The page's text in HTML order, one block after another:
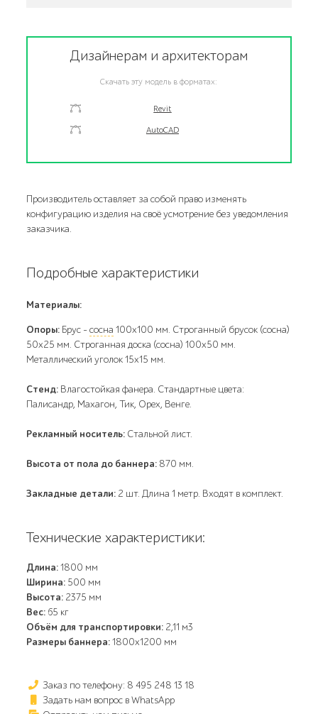
Дизайнерам и архитекторам
Скачать эту модель в форматах:
Revit
AutoCAD
Производитель оставляет за собой право изменять
конфигурацию изделия на своё усмотрение без уведомления
заказчика.
Подробные характеристики
Материалы:
Опоры: Брус -сосна 100x100 мм. Строганный брусок (сосна)
50x25 мм. Строганная доска (сосна) 100x50 мм.
Металлический уголок 15x15 мм.
Стенд: Влагостойкая фанера. Стандартные цвета:
Палисандр, Махагон, Тик, Орех, Венге.
Рекламный носитель: Стальной лист.
Высота от пола до баннера: 870 мм.
Закладные детали: 2 шт. Длина 1 метр. Входят в комплект.
Технические характеристики:
Длина:1800 мм
Ширина: 500 мм
Высота: 2375 мм
Вес: 65 кг
Объём для транспортировки: 2,11 м3
Размеры баннера:1800x1200 мм
Заказ по телефону: 8 495 248 13 18
Задать нам вопрос в WhatsApp